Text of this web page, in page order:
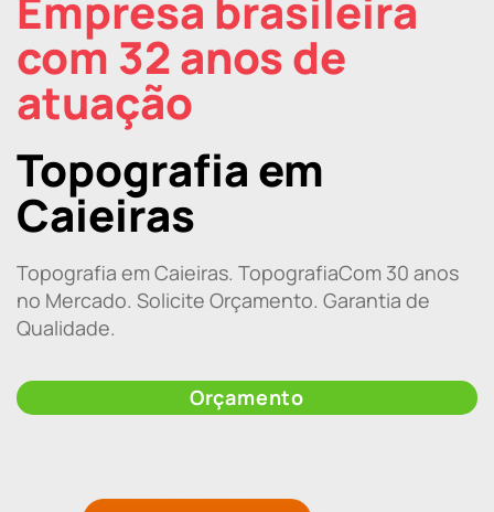
com 32 anos de
atuação
Topografia em
Caieiras
Topografia em Caieiras. TopografiaCom 30 anos
no Mercado. Solicite Orçamento. Garantia de
Qualidade.
Orçamento